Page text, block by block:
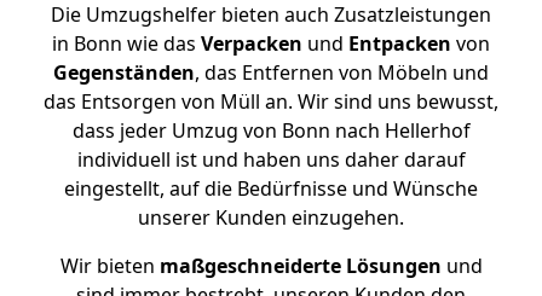
Die Umzugshelfer bieten auch Zusatzleistungen
in Bonn wie das Verpacken und Entpacken von
Gegenständen, das Entfernen von Möbeln und
das Entsorgen von Müll an. Wir sind uns bewusst,
dass jeder Umzug von Bonn nach Hellerhof
individuell ist und haben uns daher darauf
eingestellt, auf die Bedürfnisse und Wünsche
unserer Kunden einzugehen.
Wir bieten maßgeschneiderte Lösungen und